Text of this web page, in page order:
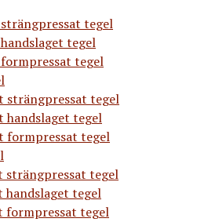
tegel
tegel
tegel
strängpressat tegel
handslaget tegel
formpressat tegel
strängpressat tegel
handslaget tegel
formpressat tegel